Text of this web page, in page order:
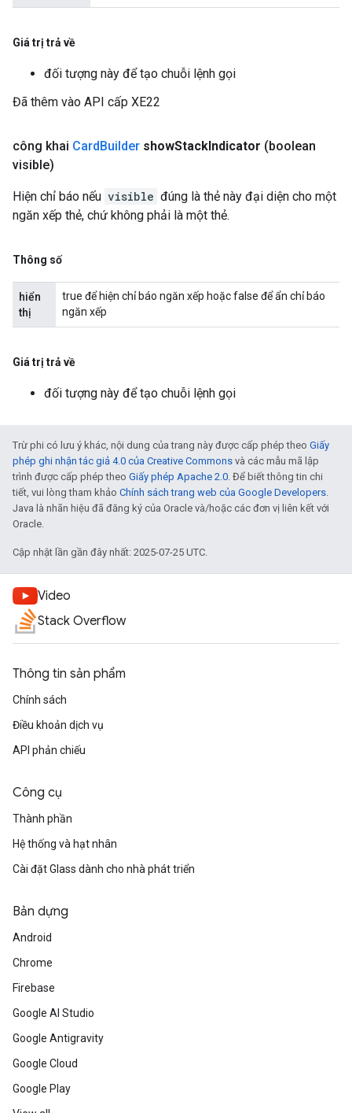
Giá trị trả về
đối tượng này để tạo chuỗi lệnh gọi
Đã thêm vào API cấp XE22
công khai CardBuilder showStackIndicator (boolean
visible)
Hiện chỉ báo nếu visible đúng là thẻ này đại diện cho một
ngăn xếp thẻ, chứ không phải là một thẻ.
Thông số
hiển
thị
true để hiện chỉ báo ngăn xếp hoặc false để ẩn chỉ báo
ngăn xếp
Giá trị trả về
đối tượng này để tạo chuỗi lệnh gọi
Trừ phi có lưu ý khác, nội dung của trang này được cấp phép theo Giấy
phép ghi nhận tác giả 4.0 của Creative Commons và các mẫu mã lập
trình được cấp phép theo Giấy phép Apache 2.0. Để biết thông tin chi
tiết, vui lòng tham khảo Chính sách trang web của Google Developers.
Java là nhãn hiệu đã đăng ký của Oracle và/hoặc các đơn vị liên kết với
Oracle.
Cập nhật lần gần đây nhất: 2025-07-25 UTC.
Video
Stack Overflow
Thông tin sản phẩm
Chính sách
Điều khoản dịch vụ
API phản chiếu
Công cụ
Thành phần
Hệ thống và hạt nhân
Cài đặt Glass dành cho nhà phát triển
Bản dựng
Android
Chrome
Firebase
Google AI Studio
Google Antigravity
Google Cloud
Google Play